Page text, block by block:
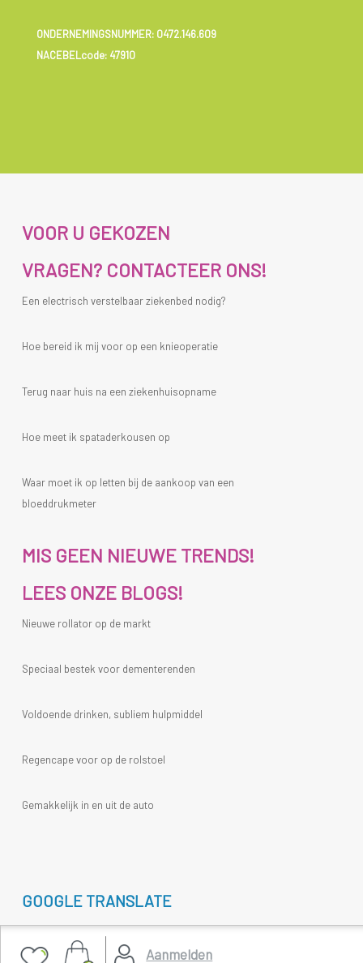
Aanmelden
ONDERNEMINGSNUMMER: 0472.146.609
NACEBELcode: 47910
VOOR U GEKOZEN
VRAGEN? CONTACTEER ONS!
Een electrisch verstelbaar ziekenbed nodig?
Hoe bereid ik mij voor op een knieoperatie
Terug naar huis na een ziekenhuisopname
Hoe meet ik spataderkousen op
Waar moet ik op letten bij de aankoop van een
bloeddrukmeter
MIS GEEN NIEUWE TRENDS!
LEES ONZE BLOGS!
Nieuwe rollator op de markt
Speciaal bestek voor dementerenden
Voldoende drinken, subliem hulpmiddel
Regencape voor op de rolstoel
Gemakkelijk in en uit de auto
GOOGLE TRANSLATE
Select Language